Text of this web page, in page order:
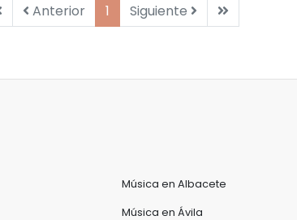
PrimeraAnteriorAnterior
1 Siguiente SiguienteÚltima
Música en Albacete
Música en Ávila